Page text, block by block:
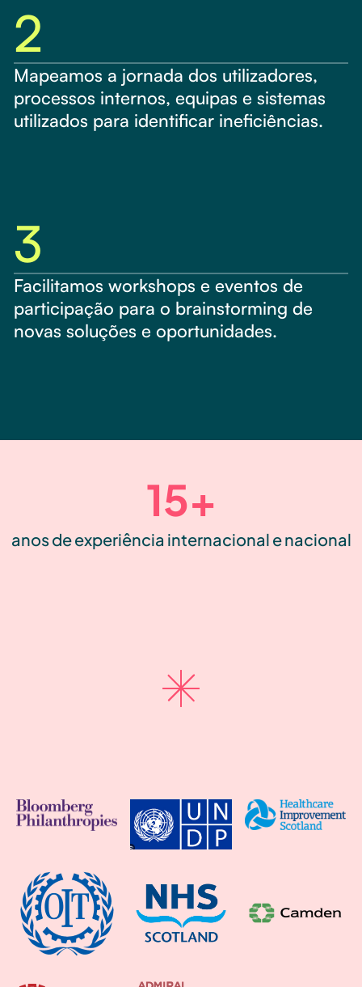
2
Mapeamos a jornada dos utilizadores,
processos internos, equipas e sistemas
utilizados para identificar ineficiências.
3
Facilitamos workshops e eventos de
participação para o brainstorming de
novas soluções e oportunidades.
15+
anos de experiência internacional e nacional